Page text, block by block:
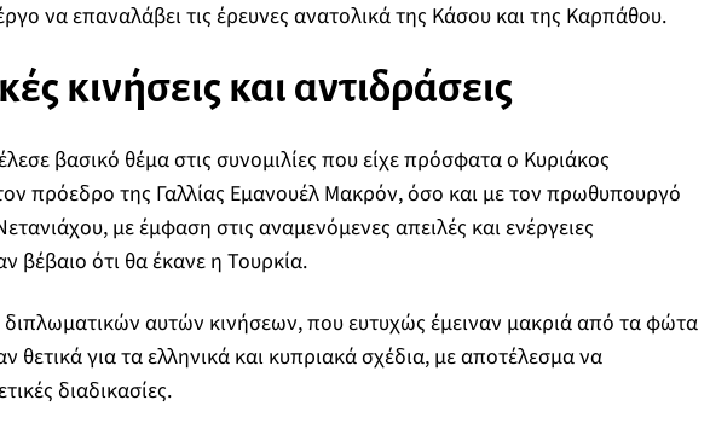
να επαναλάβει τις έρευνες ανατολικά της Κάσου και της Καρπάθου.
κινήσεις και αντιδράσεις
βασικό θέμα στις συνομιλίες που είχε πρόσφατα ο Κυριάκος
πρόεδρο της Γαλλίας Εμανουέλ Μακρόν, όσο και με τον πρωθυπουργό
με έμφαση στις αναμενόμενες απειλές και ενέργειες
ότι θα έκανε η Τουρκία.
αυτών κινήσεων, που ευτυχώς έμειναν μακριά από τα φώτα
θετικά για τα ελληνικά και κυπριακά σχέδια, με αποτέλεσμα να
διαδικασίες.